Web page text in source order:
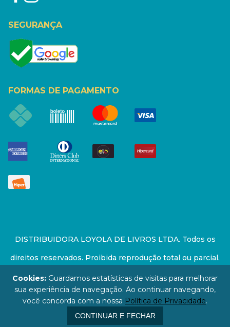
SEGURANÇA
FORMAS DE PAGAMENTO
DISTRIBUIDORA LOYOLA DE LIVROS LTDA. Todos os
direitos reservados. Proibida reprodução total ou parcial.
Preços e estoque sujeito a alterações sem aviso prévio.
67.946.814/0001-94 - LOJA - Rua Senador Feijó - São
Paulo / SP - CEP: 01006-000
Cookies: Guardamos estatísticas de visitas para melhorar
sua experiência de navegação. Ao continuar navegando,
você concorda com a nossa Política de Privacidade.
CONTINUAR E FECHAR